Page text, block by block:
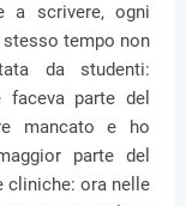
a scrivere, ogni
tempo non
da studenti:
parte del
mancato e ho
parte del
cliniche: ora nelle